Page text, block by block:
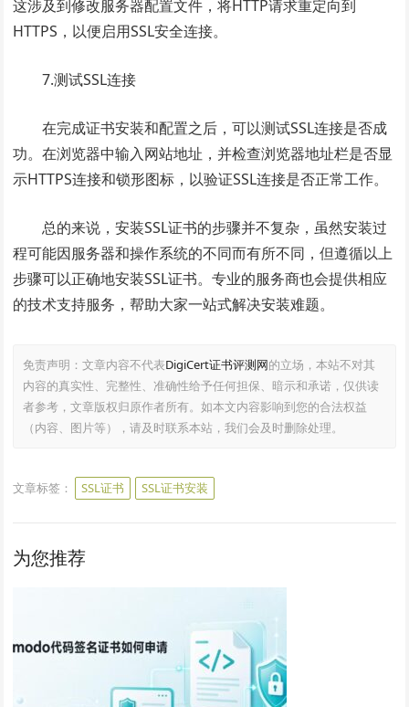
这涉及到修改服务器配置文件，将HTTP请求重定向到
HTTPS，以便启用SSL安全连接。
7.测试SSL连接
在完成证书安装和配置之后，可以测试SSL连接是否成
功。在浏览器中输入网站地址，并检查浏览器地址栏是否显
示HTTPS连接和锁形图标，以验证SSL连接是否正常工作。
总的来说，安装SSL证书的步骤并不复杂，虽然安装过
程可能因服务器和操作系统的不同而有所不同，但遵循以上
步骤可以正确地安装SSL证书。专业的服务商也会提供相应
的技术支持服务，帮助大家一站式解决安装难题。
免责声明：文章内容不代表DigiCert证书评测网的立场，本站不对其
内容的真实性、完整性、准确性给予任何担保、暗示和承诺，仅供读
者参考，文章版权归原作者所有。如本文内容影响到您的合法权益
（内容、图片等），请及时联系本站，我们会及时删除处理。
文章标签： SSL证书 SSL证书安装
为您推荐